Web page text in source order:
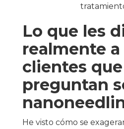
Lo que les
realmente a
clientes
preguntan
He visto cómo se